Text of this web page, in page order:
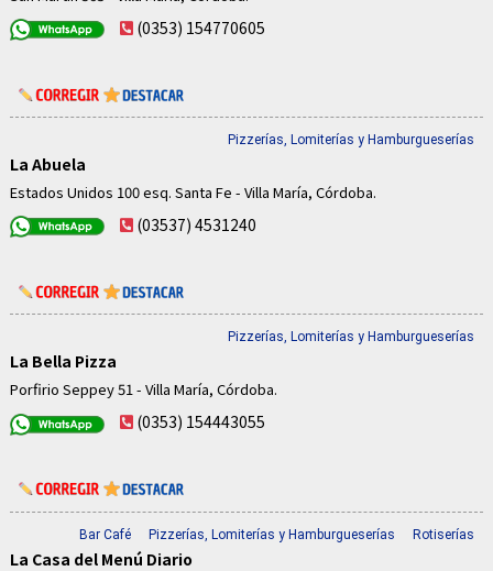
(0353) 154770605
Pizzerías, Lomiterías y Hamburgueserías
La Abuela
Estados Unidos 100 esq. Santa Fe - Villa María, Córdoba.
(03537) 4531240
Pizzerías, Lomiterías y Hamburgueserías
La Bella Pizza
Porfirio Seppey 51 - Villa María, Córdoba.
(0353) 154443055
Bar Café Pizzerías, Lomiterías y Hamburgueserías Rotiserías
La Casa del Menú Diario